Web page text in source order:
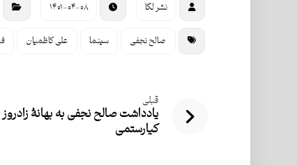
نشر لگا ۱۴۰۱-۰۴-۰۸
‌ صالح نجفی سینما علی کاظمیان
قبلی
یادداشت صالح نجفی به بهانۀ
کیارستمی